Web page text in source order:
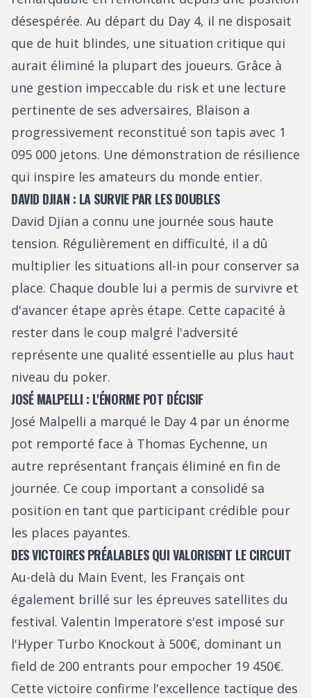
désespérée. Au départ du Day 4, il ne disposait
que de huit blindes, une situation critique qui
aurait éliminé la plupart des joueurs. Grâce à
une gestion impeccable du risk et une lecture
pertinente de ses adversaires, Blaison a
progressivement reconstitué son tapis avec 1
095 000 jetons. Une démonstration de résilience
qui inspire les amateurs du monde entier.
DAVID DJIAN : LA SURVIE PAR LES DOUBLES
David Djian a connu une journée sous haute
tension. Régulièrement en difficulté, il a dû
multiplier les situations all-in pour conserver sa
place. Chaque double lui a permis de survivre et
d'avancer étape après étape. Cette capacité à
rester dans le coup malgré l'adversité
représente une qualité essentielle au plus haut
niveau du poker.
JOSÉ MALPELLI : L'ÉNORME POT DÉCISIF
José Malpelli a marqué le Day 4 par un énorme
pot remporté face à Thomas Eychenne, un
autre représentant français éliminé en fin de
journée. Ce coup important a consolidé sa
position en tant que participant crédible pour
les places payantes.
DES VICTOIRES PRÉALABLES QUI VALORISENT LE CIRCUIT
Au-delà du Main Event, les Français ont
également brillé sur les épreuves satellites du
festival. Valentin Imperatore s'est imposé sur
l'Hyper Turbo Knockout à 500€, dominant un
field de 200 entrants pour empocher 19 450€.
Cette victoire confirme l'excellence tactique des